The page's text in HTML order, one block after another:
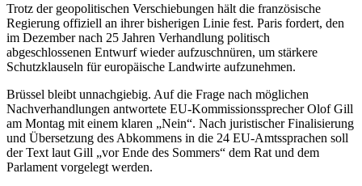
Trotz der geopolitischen Verschiebungen hält die französische
Regierung offiziell an ihrer bisherigen Linie fest. Paris fordert, den
im Dezember nach 25 Jahren Verhandlung politisch
abgeschlossenen Entwurf wieder aufzuschnüren, um stärkere
Schutzklauseln für europäische Landwirte aufzunehmen.
Brüssel bleibt unnachgiebig. Auf die Frage nach möglichen
Nachverhandlungen antwortete EU-Kommissionssprecher Olof Gill
am Montag mit einem klaren „Nein“. Nach juristischer Finalisierung
und Übersetzung des Abkommens in die 24 EU-Amtssprachen soll
der Text laut Gill „vor Ende des Sommers“ dem Rat und dem
Parlament vorgelegt werden.